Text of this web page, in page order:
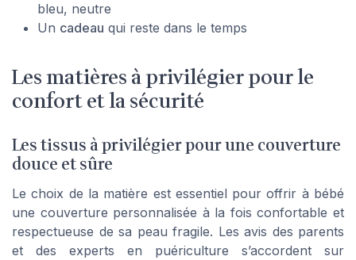
bleu, neutre
Un cadeau qui reste dans le temps
Les matières à privilégier pour le
confort et la sécurité
Les tissus à privilégier pour une couverture
douce et sûre
Le choix de la matière est essentiel pour offrir à bébé
une couverture personnalisée à la fois confortable et
respectueuse de sa peau fragile. Les avis des parents
et des experts en puériculture s’accordent sur